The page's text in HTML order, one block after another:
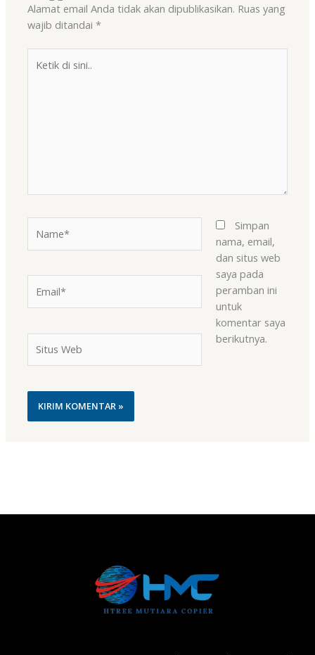
Alamat email Anda tidak akan dipublikasikan. Ruas yang
wajib ditandai*
Web
Simpan
nama, email,
dan situs web
saya pada
peramban ini
untuk
komentar saya
berikutnya.